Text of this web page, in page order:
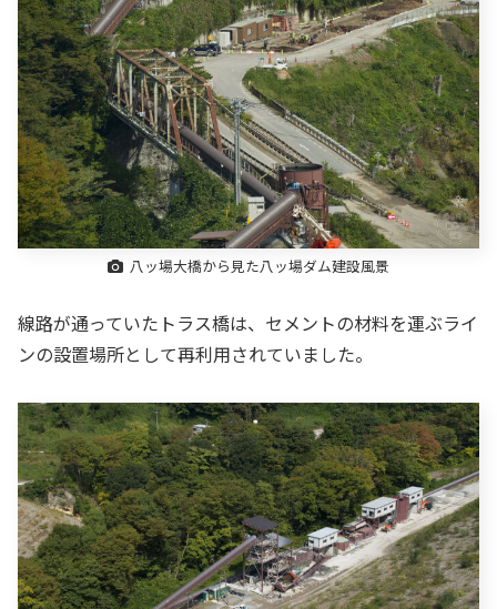
八ッ場大橋から見た八ッ場ダム建設風景
線路が通っていたトラス橋は、セメントの材料を運ぶライ
ンの設置場所として再利用されていました。